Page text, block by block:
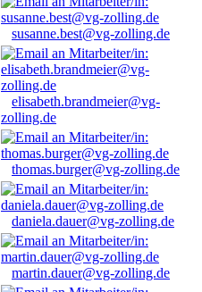
susanne.best@vg-zolling.de
elisabeth.brandmeier@vg-
zolling.de
thomas.burger@vg-zolling.de
daniela.dauer@vg-zolling.de
martin.dauer@vg-zolling.de